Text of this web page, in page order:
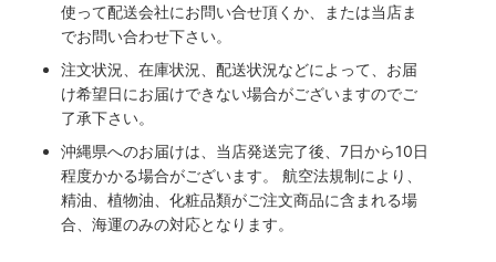
使って配送会社にお問い合せ頂くか、または当店ま
でお問い合わせ下さい。
注文状況、在庫状況、配送状況などによって、お届
け希望日にお届けできない場合がございますのでご
了承下さい。
沖縄県へのお届けは、当店発送完了後、7日から10日
程度かかる場合がございます。 航空法規制により、
精油、植物油、化粧品類がご注文商品に含まれる場
合、海運のみの対応となります。